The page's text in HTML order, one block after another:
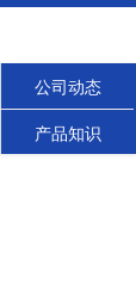
公司动态
产品知识